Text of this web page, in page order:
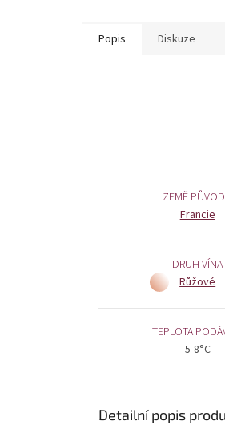
Popis Diskuze
ZEMĚ
Francie
DRUH VÍNA
Růžové
TEPLOTA
5-8°C
Detailní popis